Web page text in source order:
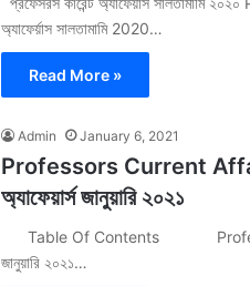
অ্যাফের্য়াস সালতামামি 2020…
Read More »
Admin January 6, 2021
Professors Current
অ্যাফেয়ার্স জানুয়ারি ২০২১
Table Of Contents Professors
জানুয়ারি ২০২১…